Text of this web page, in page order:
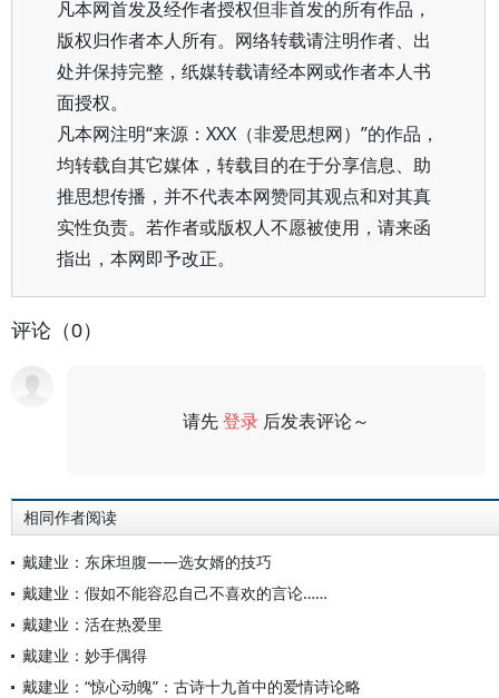
凡本网首发及经作者授权但非首发的所有作品，
版权归作者本人所有。网络转载请注明作者、出
处并保持完整，纸媒转载请经本网或作者本人书
面授权。
凡本网注明“来源：XXX（非爱思想网）”的作品，
均转载自其它媒体，转载目的在于分享信息、助
推思想传播，并不代表本网赞同其观点和对其真
实性负责。若作者或版权人不愿被使用，请来函
指出，本网即予改正。
评论（0）
请先登录 后发表评论～
相同作者阅读
戴建业：东床坦腹——选女婿的技巧
戴建业：假如不能容忍自己不喜欢的言论……
戴建业：活在热爱里
戴建业：妙手偶得
戴建业：“惊心动魄”：古诗十九首中的爱情诗论略